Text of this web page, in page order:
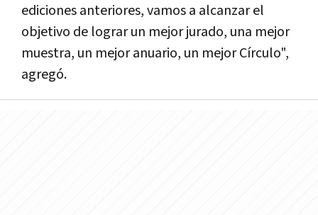
ediciones anteriores, vamos a alcanzar el
objetivo de lograr un mejor jurado, una mejor
muestra, un mejor anuario, un mejor Cí­rculo",
agregó.